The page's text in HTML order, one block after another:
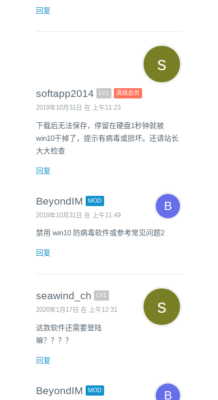
回复
softapp2014 LV2 高级会员
2019年10月31日 在 上午11:23
下载后无法保存，停留在硬盘1秒钟就被
win10干掉了，提示有病毒或损坏。还请站长
大大检查
回复
BeyondIM MOD
2019年10月31日 在 上午11:49
禁用 win10 防病毒软件或参考常见问题2
回复
seawind_ch LV1
2020年1月17日 在 上午12:31
这款软件还需要登陆
嘛？？？？
回复
BeyondIM MOD